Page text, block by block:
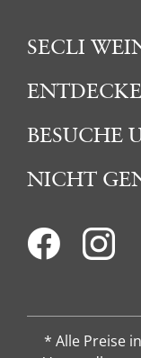
SECLI
BESUCHE
NICHT
* Alle Preise